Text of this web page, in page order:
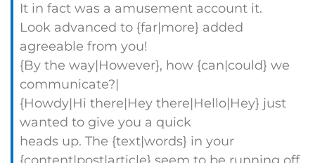
It in fact was a amusement account it.
Look advanced to {far|more} added
agreeable from you!
{By the way|However}, how {can|could} we
communicate?|
{Howdy|Hi there|Hey there|Hello|Hey} just
wanted to give you a quick
heads up. The {text|words} in your